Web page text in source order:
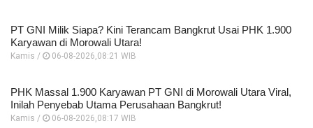
PT GNI Milik Siapa? Kini Terancam Bangkrut Usai PHK 1.900
Karyawan di Morowali Utara!
Kamis / 06-08-2026,08:21 WIB
PHK Massal 1.900 Karyawan PT GNI di Morowali Utara Viral,
Inilah Penyebab Utama Perusahaan Bangkrut!
Kamis / 06-08-2026,08:17 WIB